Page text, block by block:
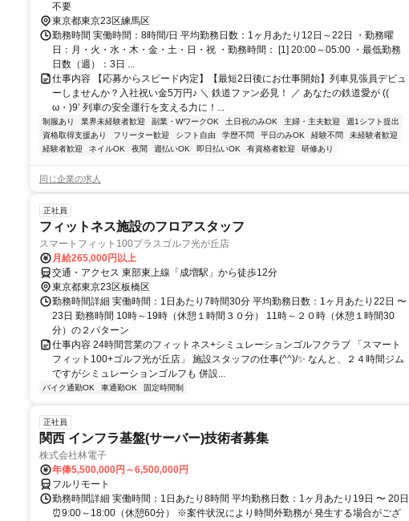
不要
東京都東京23区練馬区
勤務時間 実働時間：8時間/日 平均勤務日数：1ヶ月あたり12日～22日 ・勤務曜
日：月・火・水・木・金・土・日・祝 ・勤務時間： [1] 20:00～05:00 ・最低勤務
日数（週）：3日 ...
仕事内容 【応募からスピード内定】【最短2日後にお仕事開始】列車見張員デビュ
ーしませんか？入社祝い金5万円♪ ＼ 鉄道ファン必見！ ／ あなたの鉄道愛が ((ゝ
ω・)9’ 列車の安全運行を支える力に！...
制服あり 業界未経験者歓迎 副業・WワークOK 土日祝のみOK 主婦・主夫歓迎
週1シフト提出
資格取得支援あり
フリーター歓迎 シフト自由 学歴不問 平日のみOK 経験不問
未経験者歓迎
経験者歓迎
ネイルOK 夜間 週払いOK 即日払いOK 有資格者歓迎 研修あり
同じ企業の求人
正社員
フィットネス施設のフロアスタッフ
スマートフィット100プラスゴルフ光が丘店
月給265,000円以上
交通・アクセス 東部東上線「成増駅」から徒歩12分
東京都東京23区板橋区
勤務時間詳細 実働時間：1日あたり7時間30分 平均勤務日数：1ヶ月あたり22日 〜
23日 勤務時間 10時～19時（休憩１時間３０分） 11時～２０時（休憩１時間30
分）の２パターン
仕事内容 24時間営業のフィットネス+シミュレーションゴルフクラブ 「スマート
フィット100+ゴルフ光が丘店」 施設スタッフの仕事(^^)/✨ なんと、２４時間ジム
ですがシミュレーションゴルフも 併設...
バイク通勤OK 車通勤OK 固定時間制
正社員
関西 インフラ基盤(サーバー)技術者募集
株式会社林電子
年俸5,500,000円～6,500,000円
フルリモート
勤務時間詳細 実働時間：1日あたり8時間 平均勤務日数：1ヶ月あたり19日 〜 20日
⏰9:00～18:00（休憩60分） ※案件状況により時間外勤務が 発生する場合がござ